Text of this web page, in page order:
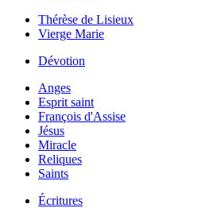
Thérèse de Lisieux
Vierge Marie
Dévotion
Anges
Esprit saint
François d'Assise
Jésus
Miracle
Reliques
Saints
Écritures